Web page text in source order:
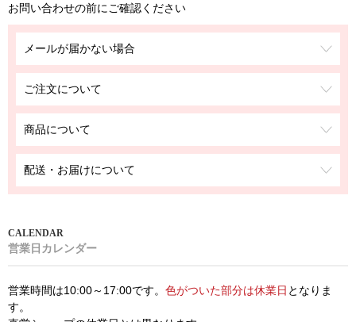
お問い合わせの前にご確認ください
メールが届かない場合
ご注文について
商品について
配送・お届けについて
営業日カレンダー
営業時間は10:00～17:00です。 色がついた部分は休業日 となりま
す。